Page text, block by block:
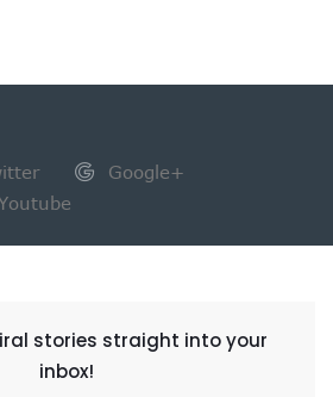
Google+
stories straight into your
inbox!